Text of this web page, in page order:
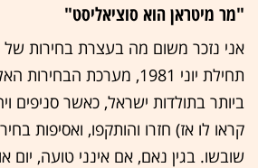
"מר מיטראן הוא סוציאליסט"
אני נזכר משום מה בעצרת בחירות של
תחילת יוני 1981, מערכת
ביותר בתולדות ישראל, כאשר סניפים
קראו לו אז) חזרו והותקפו, ואסיפות
שובשו. בגין נאם, אם אינני טועה, יום